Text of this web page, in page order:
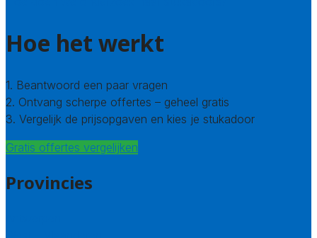
Hoe het werkt
1. Beantwoord een paar vragen
2. Ontvang scherpe offertes – geheel gratis
3. Vergelijk de prijsopgaven en kies je stukadoor
Gratis offertes vergelijken
Provincies